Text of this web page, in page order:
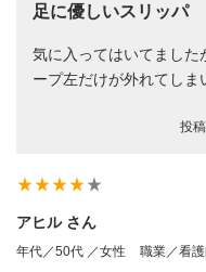
足に優しいスリッパ
気に入ってはいてました
ープ左だけが外れてしま
投
star_ratestar_ratestar_ratestar_ratestar_rate
アヒル さん
年代／50代 ／女性 職業／看